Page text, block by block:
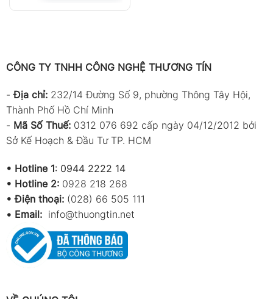
công
Đặc điểm nổi bật
Thiết bị chuyên dụng cho ngành cà phê
chuyên nghiệp
Hỗ trợ kiểm soát chất lượng chiết xuất
Đo nhanh và có độ lặp lại cao
Phù hợp cho nghiên cứu công thức pha
chế
Hỗ trợ ổn định hương vị giữa các lần pha
Đo chính xác ngay cả với cà phê mới pha
Thiết kế cầm tay tiện lợi cho quầy bar
CÔNG TY TNHH CÔNG NGHỆ THƯƠNG TÍN
-Địa chỉ: 232/14 Đường Số 9, phường Thông Tây Hội,
Thành Phố Hồ Chí Minh
- Mã Số Thuế: 0312 076 692 cấp ngày 04/12/2012 bởi
Sở Kế Hoạch & Đầu Tư TP. HCM
• Hotline 1: 0944 2222 14
• Hotline 2: 0928 218 268
• Điện thoại: (028) 66 505 111
• Email: info@thuongtin.net